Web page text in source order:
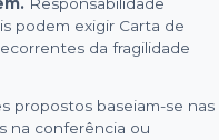
podem exigir Carta de
da fragilidade
propostos baseiam-se nas
na conferência ou